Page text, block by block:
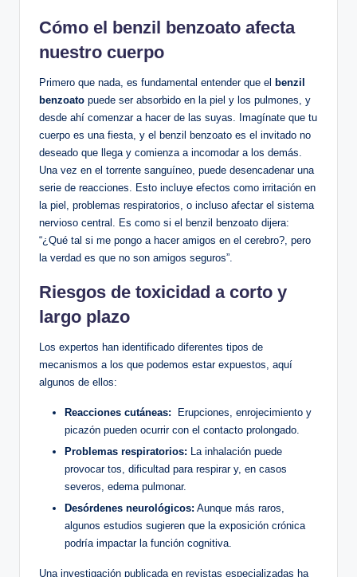
Cómo el benzil benzoato‌ afecta
nuestro cuerpo
Primero​ que nada,⁣ es fundamental entender que ​el benzil
benzoato puede ser absorbido en⁣ la piel y los pulmones,‌ y
desde ‍ahí comenzar a‌ hacer​ de⁤ las suyas. Imagínate que tu
cuerpo es una ⁤fiesta, y el⁢ benzil benzoato es el invitado no
deseado que llega y comienza a incomodar a los ⁢demás.
Una vez en el torrente sanguíneo, puede desencadenar una
serie de ‍reacciones. Esto incluye efectos como ⁤irritación en
la ⁤piel, problemas respiratorios, o incluso afectar el ​sistema
nervioso central.‍ Es como si el benzil benzoato dijera:
“¿Qué tal si me pongo a hacer amigos⁤ en el cerebro?, pero
la ​verdad es que no son ‌amigos‍ seguros”.
Riesgos de toxicidad a corto y
largo plazo
Los expertos han identificado diferentes tipos ⁤de
‍mecanismos a los que podemos estar expuestos, aquí
algunos de ellos:
Reacciones cutáneas: ‍ Erupciones, enrojecimiento ⁢y
picazón pueden ocurrir con el contacto ⁢prolongado.
Problemas respiratorios: La inhalación puede
provocar tos, dificultad para respirar y, en casos
severos,⁣ edema pulmonar.
Desórdenes neurológicos: Aunque más raros,
algunos estudios sugieren que la ​exposición ⁢crónica
podría impactar la función cognitiva.
Una investigación publicada en revistas especializadas ha